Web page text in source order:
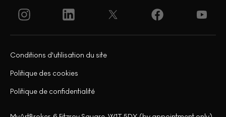
Politique de confidentialité
Politique des cookies
Conditions d'utilisation du site